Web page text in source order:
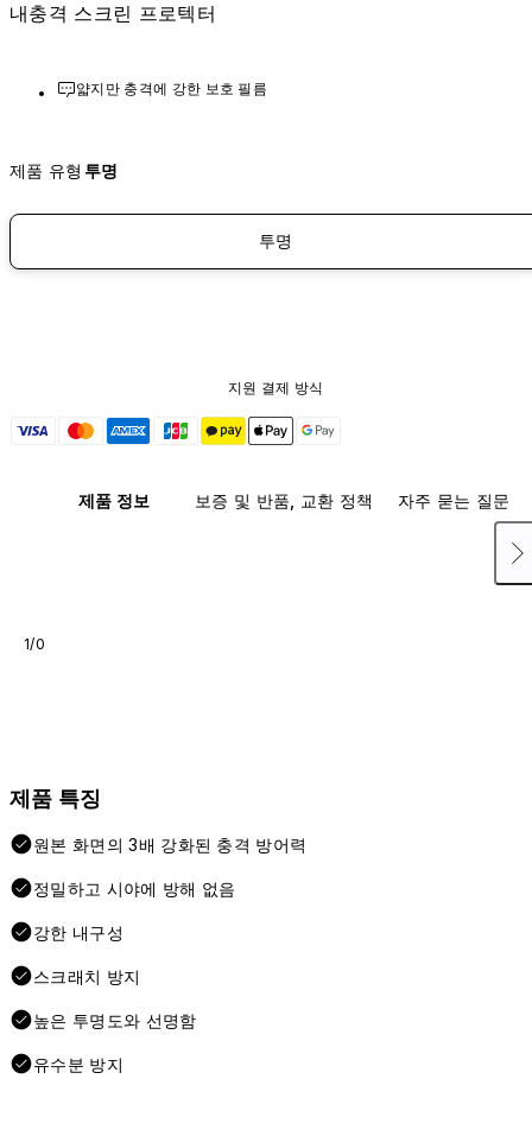
내충격 스크린 프로텍터
얇지만 충격에 강한 보호 필름
제품 유형 투명
투명
지원 결제 방식
제품 정보 보증 및 반품, 교환 정책 자주 묻는 질문
1/0
제품 특징
원본 화면의 3배 강화된 충격 방어력
정밀하고 시야에 방해 없음
강한 내구성
스크래치 방지
높은 투명도와 선명함
유수분 방지